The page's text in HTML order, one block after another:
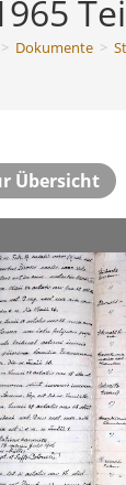
> Dokumente >
Übersicht